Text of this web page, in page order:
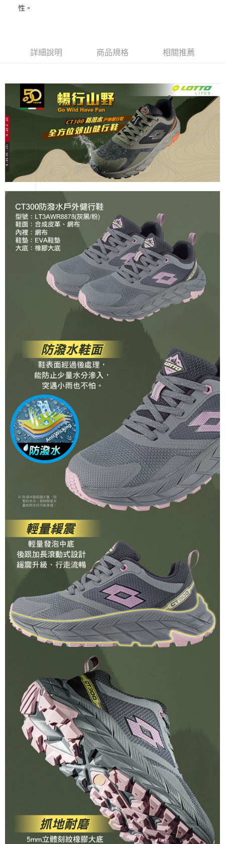
每筆NT$80，滿NT$1,000(含以上)免運費
性。
詳細說明 商品規格 相關推薦